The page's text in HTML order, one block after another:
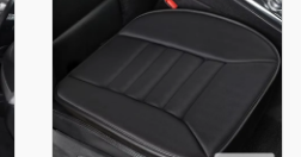
korte pluss
fløyelinnfôret bilpute